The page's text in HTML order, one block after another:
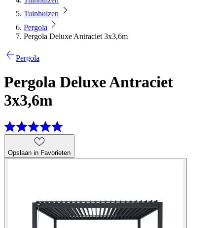
Tuinhuizen
Pergola
Pergola Deluxe Antraciet 3x3,6m
Pergola
Pergola Deluxe Antraciet
3x3,6m
Opslaan in Favorieten